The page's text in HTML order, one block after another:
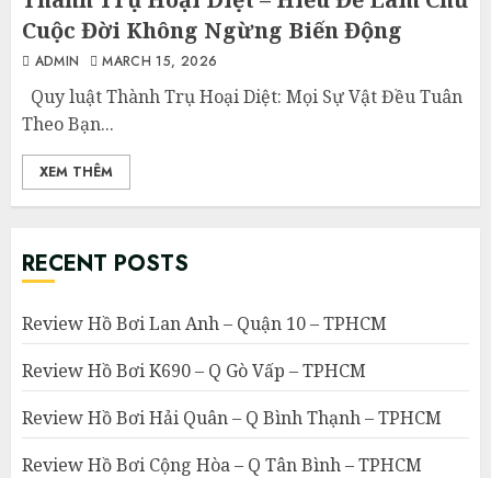
Cuộc Đời Không Ngừng Biến Động
ADMIN MARCH 15, 2026
Quy luật Thành Trụ Hoại Diệt: Mọi Sự Vật Đều Tuân
Theo Bạn...
XEM THÊM
RECENT POSTS
Review Hồ Bơi Lan Anh – Quận 10 – TPHCM
Review Hồ Bơi K690 – Q Gò Vấp – TPHCM
Review Hồ Bơi Hải Quân – Q Bình Thạnh – TPHCM
Review Hồ Bơi Cộng Hòa – Q Tân Bình – TPHCM